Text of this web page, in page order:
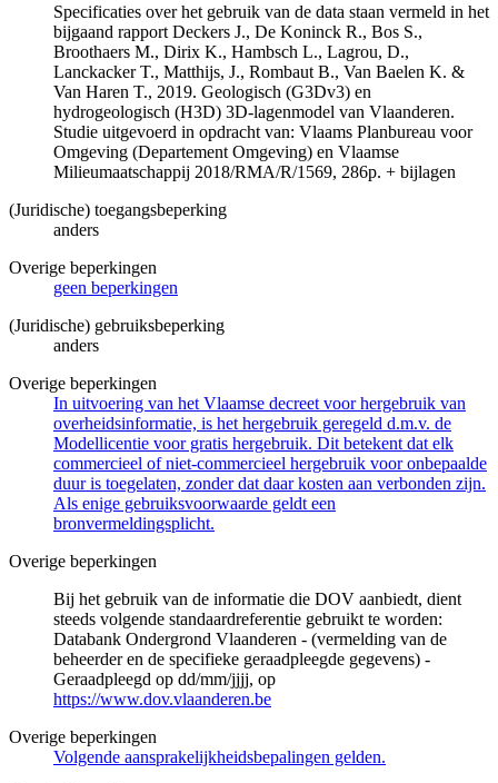
Specificaties over het gebruik van de data staan vermeld in het
bijgaand rapport Deckers J., De Koninck R., Bos S.,
Broothaers M., Dirix K., Hambsch L., Lagrou, D.,
Lanckacker T., Matthijs, J., Rombaut B., Van Baelen K. &
Van Haren T., 2019. Geologisch (G3Dv3) en
hydrogeologisch (H3D) 3D-lagenmodel van Vlaanderen.
Studie uitgevoerd in opdracht van: Vlaams Planbureau voor
Omgeving (Departement Omgeving) en Vlaamse
Milieumaatschappij 2018/RMA/R/1569, 286p. + bijlagen
(Juridische) toegangsbeperking
anders
Overige beperkingen
geen beperkingen
(Juridische) gebruiksbeperking
anders
Overige beperkingen
In uitvoering van het Vlaamse decreet voor hergebruik van
overheidsinformatie, is het hergebruik geregeld d.m.v. de
Modellicentie voor gratis hergebruik. Dit betekent dat elk
commercieel of niet-commercieel hergebruik voor onbepaalde
duur is toegelaten, zonder dat daar kosten aan verbonden zijn.
Als enige gebruiksvoorwaarde geldt een
bronvermeldingsplicht.
Overige beperkingen
Bij het gebruik van de informatie die DOV aanbiedt, dient
steeds volgende standaardreferentie gebruikt te worden:
Databank Ondergrond Vlaanderen - (vermelding van de
beheerder en de specifieke geraadpleegde gegevens) -
Geraadpleegd op dd/mm/jjjj, op
https://www.dov.vlaanderen.be
Overige beperkingen
Volgende aansprakelijkheidsbepalingen gelden.